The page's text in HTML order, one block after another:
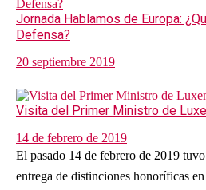
Jornada Hablamos de Europa:
Defensa?
20 septiembre 2019
Visita del Primer Ministro de
14 de febrero de 2019
El pasado 14 de febrero de 2019
entrega de distinciones honoríficas